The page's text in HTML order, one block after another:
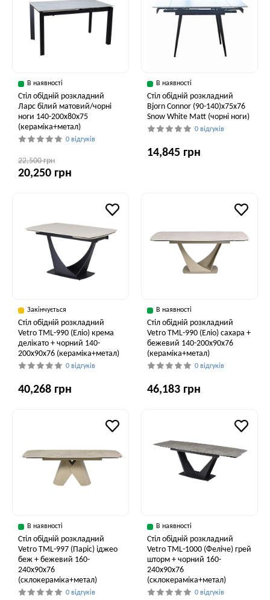
В наявності
Стіл обідній розкладний
Ларс білий матовий/чорні
ноги 140-200x80x75
(кераміка+метал)
0 відгуків
22,500 грн
20,250 грн
В наявності
Стіл обідній розкладний
Bjorn Connor (90-140)х75х76
Snow White Matt (чорні ноги)
0 відгуків
14,845 грн
Закінчується
Стіл обідній розкладний
Vetro TML-990 (Еліо) крема
делікато + чорний 140-
200x90x76 (кераміка+метал)
0 відгуків
40,268 грн
В наявності
Стіл обідній розкладний
Vetro ТМL-990 (Еліо) сахара +
бежевий 140-200x90x76
(кераміка+метал)
0 відгуків
46,183 грн
В наявності
Стіл обідній розкладний
Vetro ТМL-997 (Паріс) іджео
беж + бежевий 160-
240x90x76
(склокераміка+метал)
0 відгуків
В наявності
Стіл обідній розкладний
Vetro ТМL-1000 (Феліче) грей
шторм + чорний 160-
240x90x76
(склокераміка+метал)
0 відгуків